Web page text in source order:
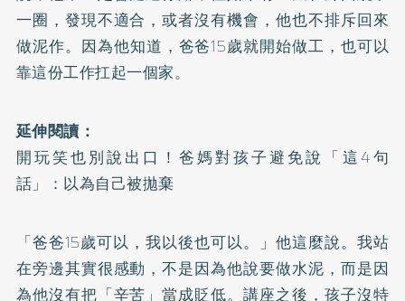
一圈，發現不適合，或者沒有機會，他也不排斥回來
做泥作。因為他知道，爸爸15歲就開始做工，也可以
靠這份工作扛起一個家。
延伸閱讀：
開玩笑也別說出口！爸媽對孩子避免說「這4句
話」：以為自己被拋棄
「爸爸15歲可以，我以後也可以。」他這麼說。我站
在旁邊其實很感動，不是因為他說要做水泥，而是因
為他沒有把「辛苦」當成貶低。講座之後，孩子沒特